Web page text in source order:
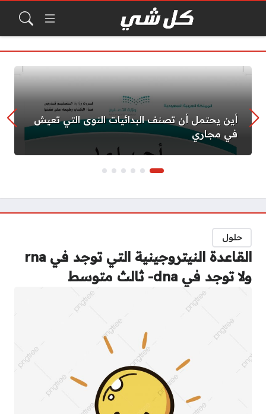
أين يحتمل أن تصنف البدائيات النوى التي تعيش
في مجاري
حلول
القاعدة النيتروجينية التي توجد في rna
ولا توجد في dna- ثالث متوسط